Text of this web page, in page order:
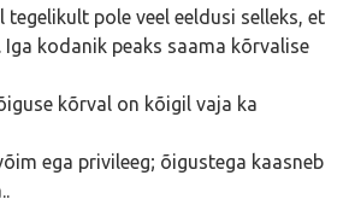
tegelikult pole veel eeldusi selleks, et
kodanik peaks saama kõrvalise
kõrval on kõigil vaja ka
ega privileeg; õigustega kaasneb